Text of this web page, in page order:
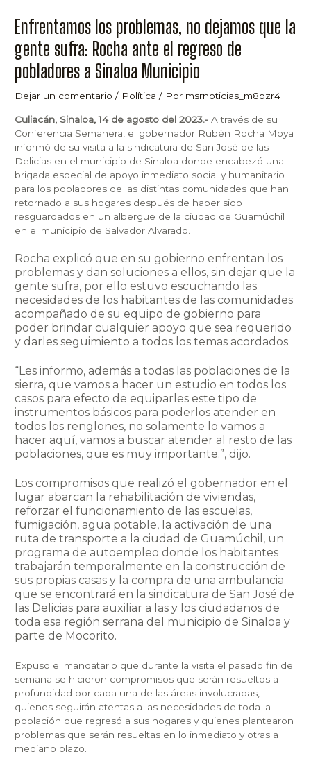
Enfrentamos los problemas, no dejamos que la
gente sufra: Rocha ante el regreso de
pobladores a Sinaloa Municipio
Dejar un comentario / Política / Por msrnoticias_m8pzr4
Culiacán, Sinaloa, 14 de agosto del 2023.- A través de su
Conferencia Semanera, el gobernador Rubén Rocha Moya
informó de su visita a la sindicatura de San José de las
Delicias en el municipio de Sinaloa donde encabezó una
brigada especial de apoyo inmediato social y humanitario
para los pobladores de las distintas comunidades que han
retornado a sus hogares después de haber sido
resguardados en un albergue de la ciudad de Guamúchil
en el municipio de Salvador Alvarado.
Rocha explicó que en su gobierno enfrentan los
problemas y dan soluciones a ellos, sin dejar que la
gente sufra, por ello estuvo escuchando las
necesidades de los habitantes de las comunidades
acompañado de su equipo de gobierno para
poder brindar cualquier apoyo que sea requerido
y darles seguimiento a todos los temas acordados.
“Les informo, además a todas las poblaciones de la
sierra, que vamos a hacer un estudio en todos los
casos para efecto de equiparles este tipo de
instrumentos básicos para poderlos atender en
todos los renglones, no solamente lo vamos a
hacer aquí, vamos a buscar atender al resto de las
poblaciones, que es muy importante.”, dijo.
Los compromisos que realizó el gobernador en el
lugar abarcan la rehabilitación de viviendas,
reforzar el funcionamiento de las escuelas,
fumigación, agua potable, la activación de una
ruta de transporte a la ciudad de Guamúchil, un
programa de autoempleo donde los habitantes
trabajarán temporalmente en la construcción de
sus propias casas y la compra de una ambulancia
que se encontrará en la sindicatura de San José de
las Delicias para auxiliar a las y los ciudadanos de
toda esa región serrana del municipio de Sinaloa y
parte de Mocorito.
Expuso el mandatario que durante la visita el pasado fin de
semana se hicieron compromisos que serán resueltos a
profundidad por cada una de las áreas involucradas,
quienes seguirán atentas a las necesidades de toda la
población que regresó a sus hogares y quienes plantearon
problemas que serán resueltas en lo inmediato y otras a
mediano plazo.